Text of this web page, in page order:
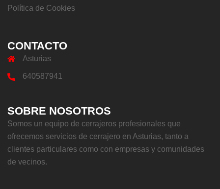
Política de Cookies
CONTACTO
Asturias
640587941
SOBRE NOSOTROS
Somos un equipo de cerrajeros profesionales que
ofrecemos servicios de cerrajero en Asturias, tanto a
clientes particulares como con empresas y comunidades
de vecinos.